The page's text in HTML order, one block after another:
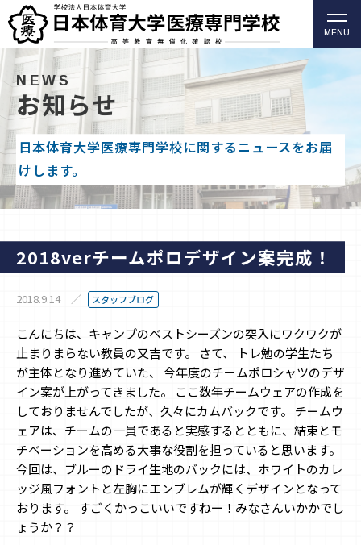
柔道整復師・歯科衛生士の日本体育大学医療専門学校
（高等教育無償化確認校）
MENU
NEWS
お知らせ
日本体育大学医療専門学校に関するニュースをお届
けします。
2018verチームポロデザイン案完成！
2018.9.14 スタッフブログ
こんにちは、キャンプのベストシーズンの突入にワクワクが
止まりまらない教員の又吉です。 さて、 トレ勉の学生たち
が主体となり進めていた、 今年度のチームポロシャツのデザ
イン案が上がってきました。 ここ数年チームウェアの作成を
しておりませんでしたが、久々にカムバックです。 チームウ
ェアは、チームの一員であると実感するとともに、結束とモ
チベーションを高める大事な役割を担っていると思います。
今回は、ブルーのドライ生地のバックには、ホワイトのカレ
ッジ風フォントと左胸にエンブレムが輝くデザインとなって
おります。 すごくかっこいいですねー！みなさんいかかでし
ょうか？？